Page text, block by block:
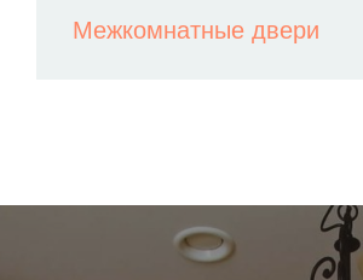
Межкомнатные двери